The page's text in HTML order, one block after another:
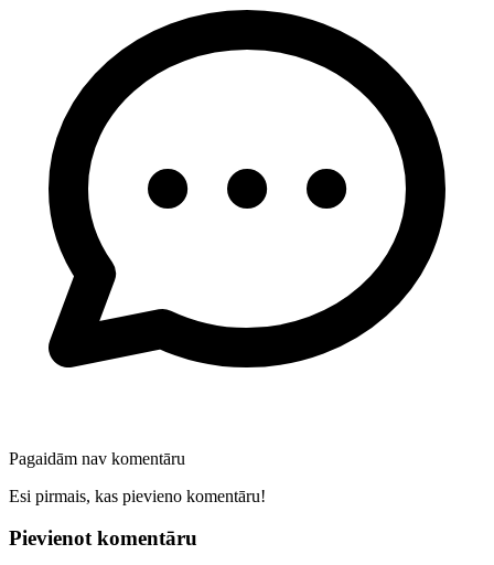
Pagaidām nav komentāru
Esi pirmais, kas pievieno komentāru!
Pievienot komentāru